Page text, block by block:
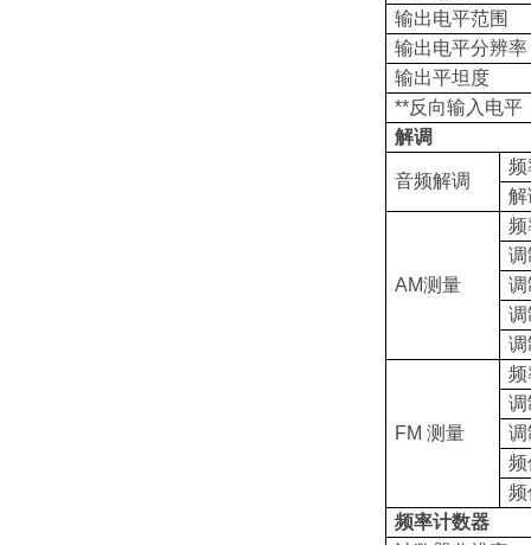
输出电平范围
输出电平分辨率
输出平坦度
**反向输入电平
解调
音频解调
频
解
AM测量
频
调
调
调
调
FM 测量
频
调
调
频
频
频率计数器